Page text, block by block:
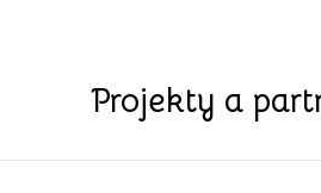
Projekty a